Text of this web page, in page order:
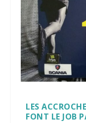
LES
FONT LE JOB